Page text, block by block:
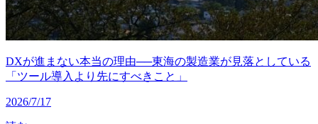
DXが進まない本当の理由──東海の製造業が見落としている
「ツール導入より先にすべきこと」
2026/7/17